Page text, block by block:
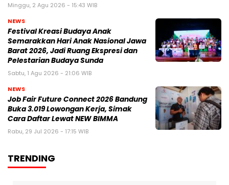
Minggu, 2 Agu 2026 - 15:43 WIB
NEWS
Festival Kreasi Budaya Anak
Semarakkan Hari Anak Nasional Jawa
Barat 2026, Jadi Ruang Ekspresi dan
Pelestarian Budaya Sunda
Sabtu, 1 Agu 2026 - 21:06 WIB
NEWS
Job Fair Future Connect 2026 Bandung
Buka 3.019 Lowongan Kerja, Simak
Cara Daftar Lewat NEW BIMMA
Rabu, 29 Jul 2026 - 17:15 WIB
TRENDING